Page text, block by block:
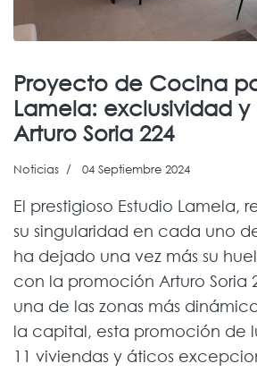
Proyecto de Cocina
Lamela: exclusividad
Arturo Soria 224
Noticias 04 Septiembre 2024
El prestigioso Estudio Lamela,
su singularidad en cada uno
ha dejado una vez más su
con la promoción Arturo Soria
una de las zonas más
la capital, esta promoción de
11 viviendas y áticos